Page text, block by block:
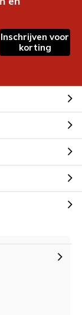
Inschrijven voor
korting